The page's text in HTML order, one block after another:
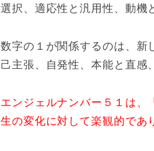
選択、適応性と汎用性、動機
数字の１が関係するのは、新
己主張、自発性、本能と直感
エンジェルナンバー５１は、
生の変化に対して楽観的であ